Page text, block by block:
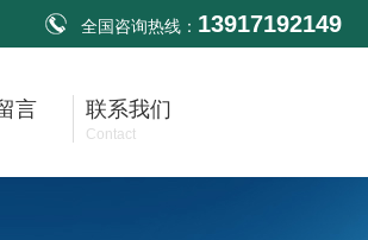
全国咨询热线： 13917192149
言 联系我们
Contact